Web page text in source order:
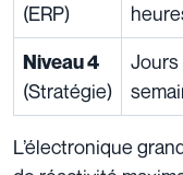
(ERP)
Niveau 4
(Stratégie)
Jours
L’électronique